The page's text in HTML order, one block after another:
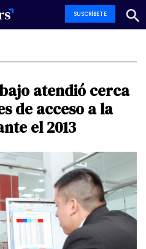
SUSCRÍBETE
atendió cerca
de acceso ala
el 2013